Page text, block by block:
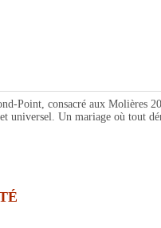
Point, consacré aux Molières
universel. Un mariage où tout